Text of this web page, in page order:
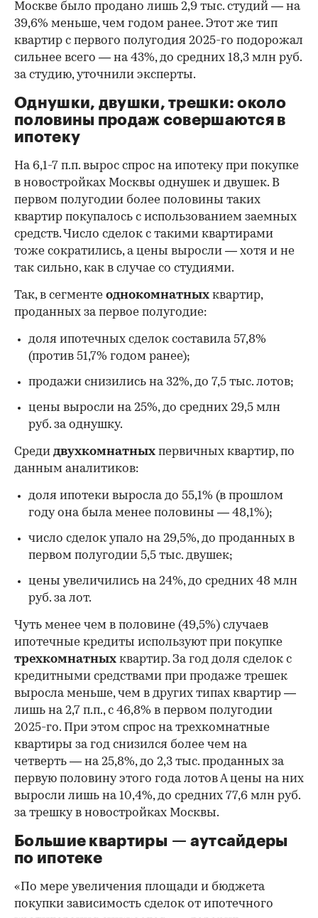
00:00 / 00:00
Москве было продано лишь 2,9 тыс. студий — на
39,6% меньше, чем годом ранее. Этот же тип
квартир с первого полугодия 2025-го подорожал
сильнее всего — на 43%, до средних 18,3 млн руб.
за студию, уточнили эксперты.
Однушки, двушки, трешки: около
половины продаж совершаются в
ипотеку
На 6,1-7 п.п. вырос спрос на ипотеку при покупке
в новостройках Москвы однушек и двушек. В
первом полугодии более половины таких
квартир покупалось с использованием заемных
средств. Число сделок с такими квартирами
тоже сократились, а цены выросли — хотя и не
так сильно, как в случае со студиями.
Так, в сегменте однокомнатных квартир,
проданных за первое полугодие:
доля ипотечных сделок составила 57,8%
(против 51,7% годом ранее);
продажи снизились на 32%, до 7,5 тыс. лотов;
цены выросли на 25%, до средних 29,5 млн
руб. за однушку.
Среди двухкомнатных первичных квартир, по
данным аналитиков:
доля ипотеки выросла до 55,1% (в прошлом
году она была менее половины — 48,1%);
число сделок упало на 29,5%, до проданных в
первом полугодии 5,5 тыс. двушек;
цены увеличились на 24%, до средних 48 млн
руб. за лот.
Чуть менее чем в половине (49,5%) случаев
ипотечные кредиты используют при покупке
трехкомнатных квартир. За год доля сделок с
кредитными средствами при продаже трешек
выросла меньше, чем в других типах квартир —
лишь на 2,7 п.п., с 46,8% в первом полугодии
2025-го. При этом спрос на трехкомнатные
квартиры за год снизился более чем на
четверть — на 25,8%, до 2,3 тыс. проданных за
первую половину этого года лотов А цены на них
выросли лишь на 10,4%, до средних 77,6 млн руб.
за трешку в новостройках Москвы.
Большие квартиры — аутсайдеры
по ипотеке
«По мере увеличения площади и бюджета
покупки зависимость сделок от ипотечного